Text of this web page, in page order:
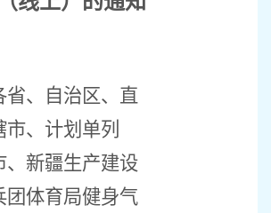
省、自治区、直
市、计划单列
、新疆生产建设
团体育局健身气